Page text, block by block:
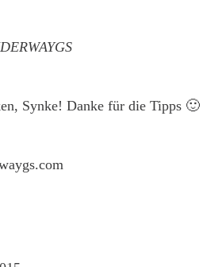
Synke! Danke für die Tipps 🙂